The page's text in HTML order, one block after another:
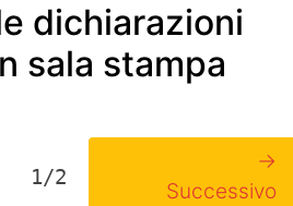
dichiarazioni
sala stampa
1/2
→
Successivo